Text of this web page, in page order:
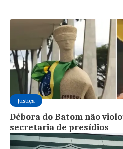
Justiça
Débora do Batom não
secretaria de presídios